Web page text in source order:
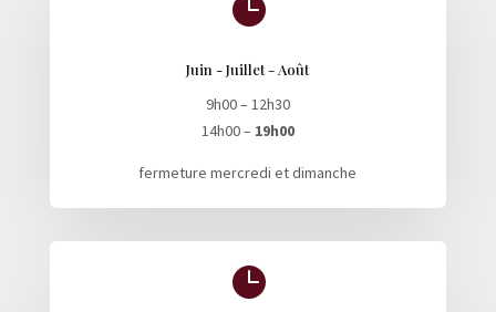

Juin - Juillet - Août
9h00 – 12h30
14h00 – 19h00
fermeture mercredi et dimanche
